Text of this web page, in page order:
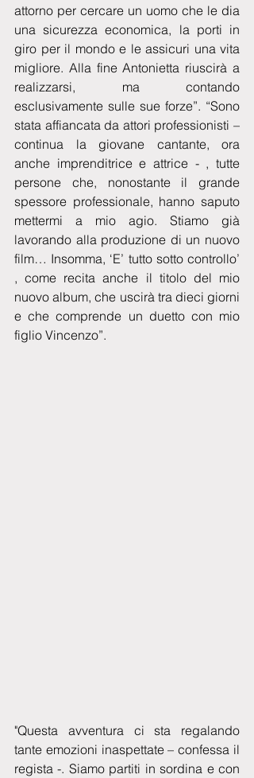
attorno per cercare un uomo che le dia
una sicurezza economica, la porti in
giro per il mondo e le assicuri una vita
migliore. Alla fine Antonietta riuscirà a
realizzarsi, ma contando
esclusivamente sulle sue forze”. “Sono
stata affiancata da attori professionisti –
continua la giovane cantante, ora
anche imprenditrice e attrice - , tutte
persone che, nonostante il grande
spessore professionale, hanno saputo
mettermi a mio agio. Stiamo già
lavorando alla produzione di un nuovo
film… Insomma, ‘E’ tutto sotto controllo’
, come recita anche il titolo del mio
nuovo album, che uscirà tra dieci giorni
e che comprende un duetto con mio
figlio Vincenzo”.
"Questa avventura ci sta regalando
tante emozioni inaspettate – confessa il
regista -. Siamo partiti in sordina e con